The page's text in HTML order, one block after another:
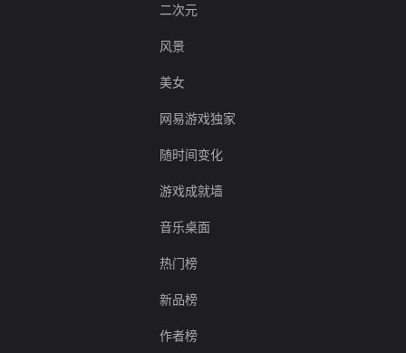
二次元
风景
美女
网易游戏独家
随时间变化
游戏成就墙
音乐桌面
热门榜
新品榜
作者榜